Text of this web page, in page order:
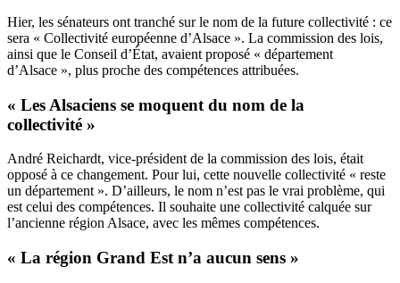
Hier, les sénateurs ont tranché sur le nom de la future collectivité : ce
sera « Collectivité européenne d’Alsace ». La commission des lois,
ainsi que le Conseil d’État, avaient proposé « département
d’Alsace », plus proche des compétences attribuées.
« Les Alsaciens se moquent du nom de la
collectivité »
André Reichardt, vice-président de la commission des lois, était
opposé à ce changement. Pour lui, cette nouvelle collectivité « reste
un département ». D’ailleurs, le nom n’est pas le vrai problème, qui
est celui des compétences. Il souhaite une collectivité calquée sur
l’ancienne région Alsace, avec les mêmes compétences.
« La région Grand Est n’a aucun sens »